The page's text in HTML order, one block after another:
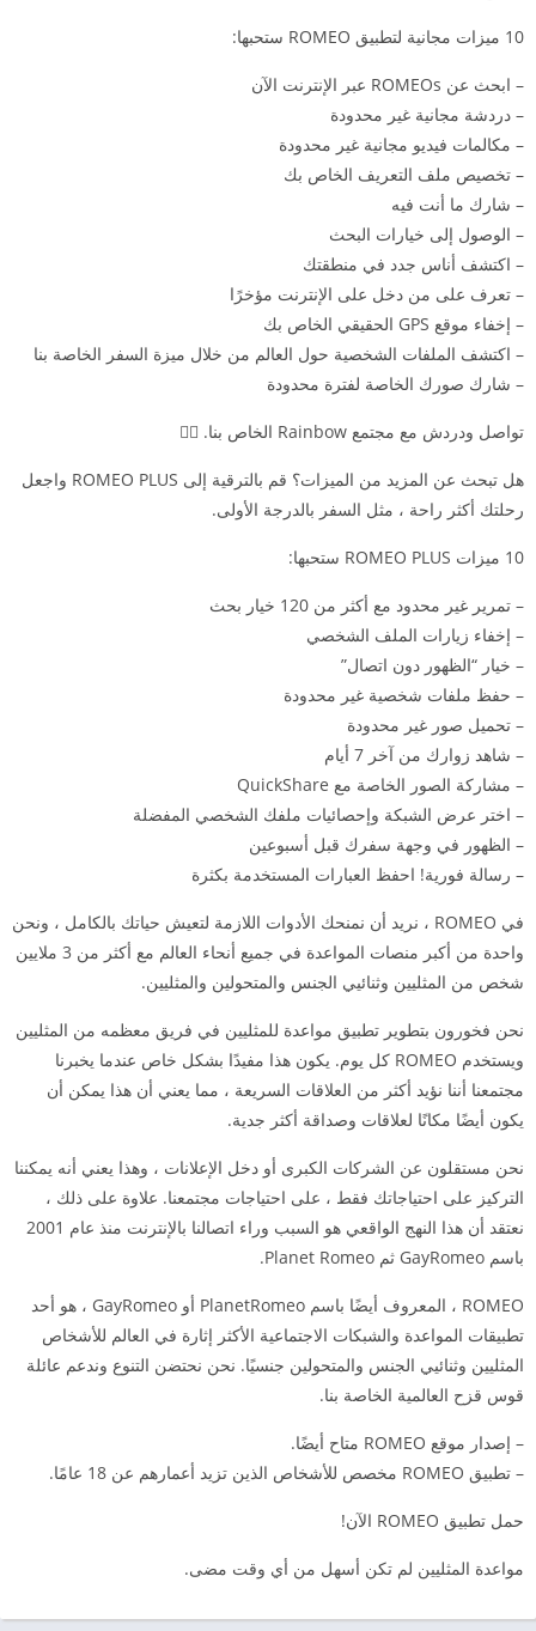
10 ميزات مجانية لتطبيق ROMEO ستحبها:
– ابحث عن ROMEOs عبر الإنترنت الآن
– دردشة مجانية غير محدودة
– مكالمات فيديو مجانية غير محدودة
– تخصيص ملف التعريف الخاص بك
– شارك ما أنت فيه
– الوصول إلى خيارات البحث
– اكتشف أناس جدد في منطقتك
– تعرف على من دخل على الإنترنت مؤخرًا
– إخفاء موقع GPS الحقيقي الخاص بك
– اكتشف الملفات الشخصية حول العالم من خلال ميزة السفر الخاصة بنا
– شارك صورك الخاصة لفترة محدودة
تواصل ودردش مع مجتمع Rainbow الخاص بنا. 🏳️‍🌈
هل تبحث عن المزيد من الميزات؟ قم بالترقية إلى ROMEO PLUS واجعل
رحلتك أكثر راحة ، مثل السفر بالدرجة الأولى.
10 ميزات ROMEO PLUS ستحبها:
– تمرير غير محدود مع أكثر من 120 خيار بحث
– إخفاء زيارات الملف الشخصي
– خيار “الظهور دون اتصال”
– حفظ ملفات شخصية غير محدودة
– تحميل صور غير محدودة
– شاهد زوارك من آخر 7 أيام
– مشاركة الصور الخاصة مع QuickShare
– اختر عرض الشبكة وإحصائيات ملفك الشخصي المفضلة
– الظهور في وجهة سفرك قبل أسبوعين
– رسالة فورية! احفظ العبارات المستخدمة بكثرة
في ROMEO ، نريد أن نمنحك الأدوات اللازمة لتعيش حياتك بالكامل ، ونحن
واحدة من أكبر منصات المواعدة في جميع أنحاء العالم مع أكثر من 3 ملايين
شخص من المثليين وثنائيي الجنس والمتحولين والمثليين.
نحن فخورون بتطوير تطبيق مواعدة للمثليين في فريق معظمه من المثليين
ويستخدم ROMEO كل يوم. يكون هذا مفيدًا بشكل خاص عندما يخبرنا
مجتمعنا أننا نؤيد أكثر من العلاقات السريعة ، مما يعني أن هذا يمكن أن
يكون أيضًا مكانًا لعلاقات وصداقة أكثر جدية.
نحن مستقلون عن الشركات الكبرى أو دخل الإعلانات ، وهذا يعني أنه يمكننا
التركيز على احتياجاتك فقط ، على احتياجات مجتمعنا. علاوة على ذلك ،
نعتقد أن هذا النهج الواقعي هو السبب وراء اتصالنا بالإنترنت منذ عام 2001
باسم GayRomeo ثم Planet Romeo.
ROMEO ، المعروف أيضًا باسم PlanetRomeo أو GayRomeo ، هو أحد
تطبيقات المواعدة والشبكات الاجتماعية الأكثر إثارة في العالم للأشخاص
المثليين وثنائيي الجنس والمتحولين جنسيًا. نحن نحتضن التنوع وندعم عائلة
قوس قزح العالمية الخاصة بنا.
– إصدار موقع ROMEO متاح أيضًا.
– تطبيق ROMEO مخصص للأشخاص الذين تزيد أعمارهم عن 18 عامًا.
حمل تطبيق ROMEO الآن!
مواعدة المثليين لم تكن أسهل من أي وقت مضى.